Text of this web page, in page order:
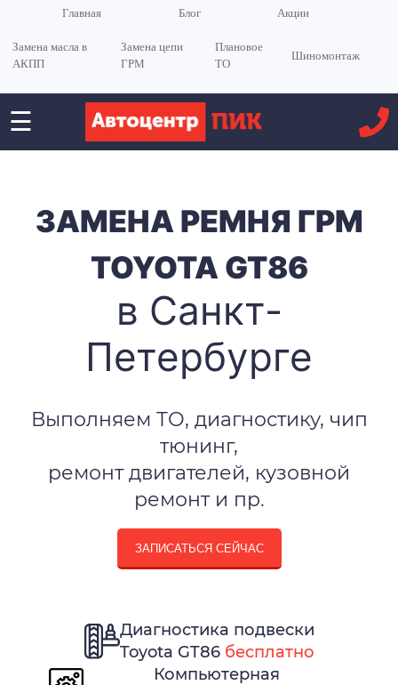
Главная Блог Акции
Замена масла в
АКПП
Замена цепи
ГРМ
Плановое
ТО
Шиномонтаж
☰
ЗАМЕНА РЕМНЯ ГРМ
TOYOTA GT86
в Санкт-
Петербурге
Выполняем ТО, диагностику, чип
тюнинг,
ремонт двигателей, кузовной
ремонт и пр.
ЗАПИСАТЬСЯ СЕЙЧАС
Диагностика подвески
Toyota GT86 бесплатно
Компьютерная